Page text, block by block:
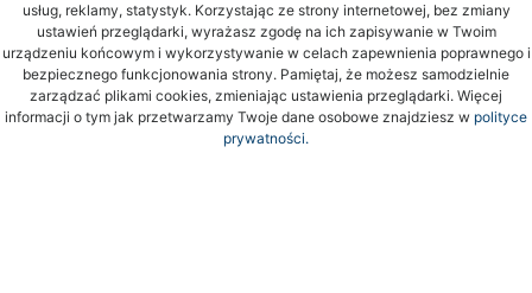
usług, reklamy, statystyk. Korzystając ze strony internetowej, bez zmiany
ustawień przeglądarki, wyrażasz zgodę na ich zapisywanie w Twoim
urządzeniu końcowym i wykorzystywanie w celach zapewnienia poprawnego i
bezpiecznego funkcjonowania strony. Pamiętaj, że możesz samodzielnie
zarządzać plikami cookies, zmieniając ustawienia przeglądarki. Więcej
informacji o tym jak przetwarzamy Twoje dane osobowe znajdziesz w polityce
prywatności.